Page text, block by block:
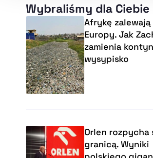
Wybraliśmy dla Ciebie
Afrykę zalewają
Europy. Jak
zamienia
wysypisko
Orlen rozpycha
granicą. Wyniki